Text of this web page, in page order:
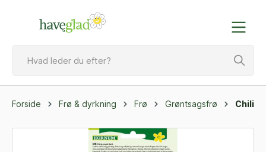
Forside Frø & dyrkning Frø Grøntsagsfrø Chili